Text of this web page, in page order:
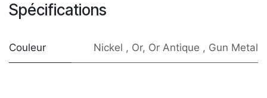
Spécifications
Couleur Nickel , Or, Or Antique , Gun Metal